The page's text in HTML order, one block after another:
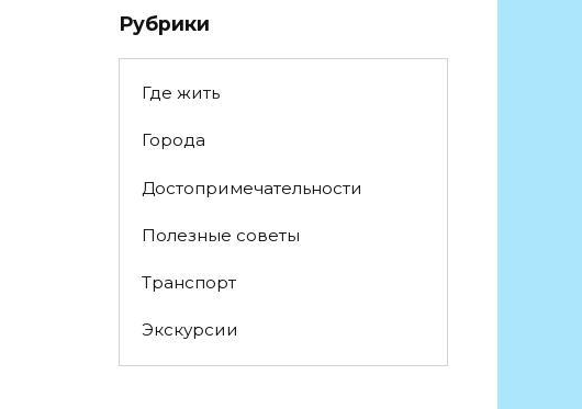
Рубрики
Где жить
Города
Достопримечательности
Полезные советы
Транспорт
Экскурсии